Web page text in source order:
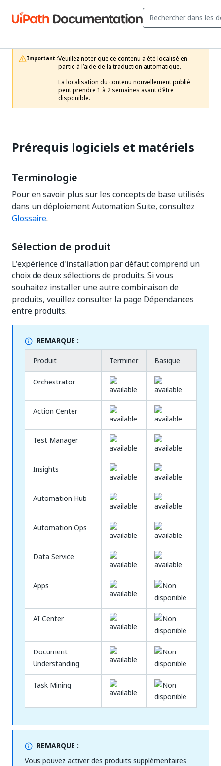
Important :Veuillez noter que ce contenu a été localisé en
partie à l’aide de la traduction automatique.
La localisation du contenu nouvellement publié
peut prendre 1 à 2 semaines avant d’être
disponible.
Prérequis logiciels et matériels
Terminologie
Pour en savoir plus sur les concepts de base utilisés
dans un déploiement Automation Suite, consultez
Glossaire.
Sélection de produit
L'expérience d'installation par défaut comprend un
choix de deux sélections de produits. Si vous
souhaitez installer une autre combinaison de
produits, veuillez consulter la page Dépendances
entre produits.
REMARQUE :
Produit
Terminer Basique
Orchestrator
Action Center
Test Manager
Insights
Automation Hub
Automation Ops
Data Service
Apps
AI Center
Document
Understanding
Task Mining
REMARQUE :
Vous pouvez activer des produits supplémentaires